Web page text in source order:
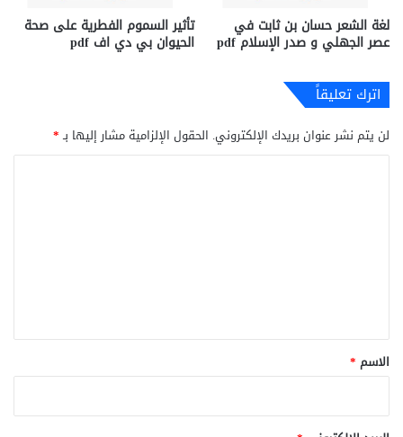
لغة الشعر حسان بن ثابت في
عصر الجهلي و صدر الإسلام pdf
تأثير السموم الفطرية على صحة
الحيوان بي دي اف pdf
اترك تعليقاً
لن يتم نشر عنوان بريدك الإلكتروني. الحقول الإلزامية مشار إليها بـ*
*
الاسم *